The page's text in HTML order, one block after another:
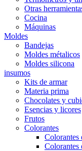
Otras
Cocina
Máquinas
Moldes
Bandejas
Moldes métalicos
Moldes silicona
insumos
Kits de armar
Materia prima
Chocolates y
Esencias y licores
Frutos
Colorantes
Colorantes
Colorantes